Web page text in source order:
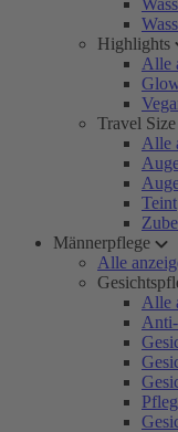
Highlights
Alle
Travel Size
Alle
Teint
Männerpflege
Alle
Alle